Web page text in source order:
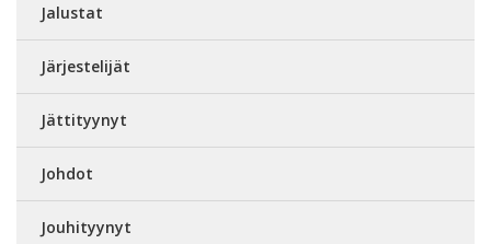
Jalustat
Järjestelijät
Jättityynyt
Johdot
Jouhityynyt